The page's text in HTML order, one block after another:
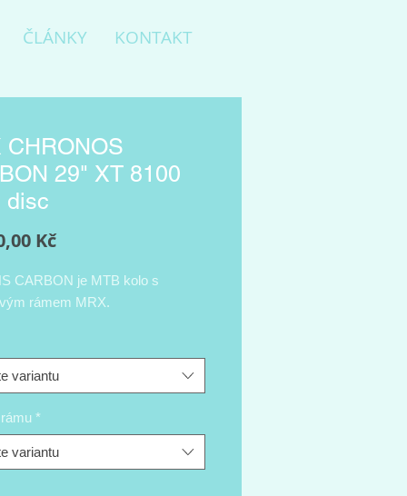
ČLÁNKY KONTAKT
CHRONOS
29" XT 8100
disc
KčCena
CARBON je MTB kolo s
rámem MRX.
variantu
*
variantu